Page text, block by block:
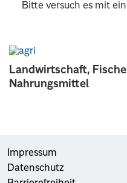
Landwirtschaft,
Nahrungsmittel
Bitte versuch es mit
Impressum
Datenschutz